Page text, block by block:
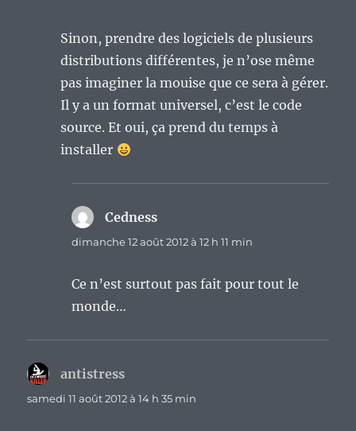
Sinon, prendre des logiciels de plusieurs
distributions différentes, je n’ose même
pas imaginer la mouise que ce sera à gérer.
Il y a un format universel, c’est le code
source. Et oui, ça prend du temps à
installer
Cedness
dimanche 12 août 2012 à 12 h 11 min
Ce n’est surtout pas fait pour tout le
monde…
antistress
samedi 11 août 2012 à 14 h 35 min